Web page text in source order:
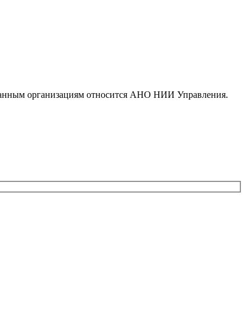
организациям относится АНО НИИ Управления.